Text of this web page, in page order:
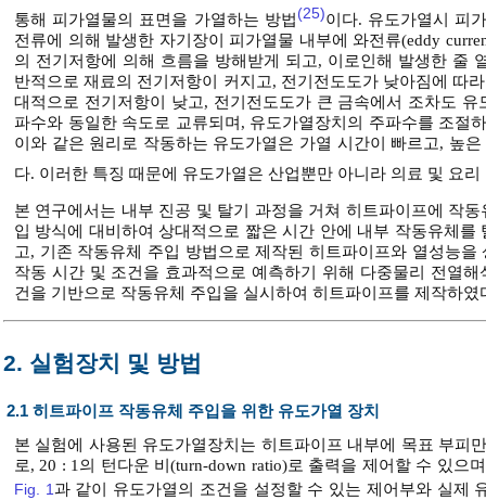
통해 피가열물의 표면을 가열하는 방법(25)이다. 유도가열시 피
전류에 의해 발생한 자기장이 피가열물 내부에 와전류(eddy
의 전기저항에 의해 흐름을 방해받게 되고, 이로인해 발생한 줄
반적으로 재료의 전기저항이 커지고, 전기전도도가 낮아짐에 따
대적으로 전기저항이 낮고, 전기전도도가 큰 금속에서 조차도
파수와 동일한 속도로 교류되며, 유도가열장치의 주파수를 조절
이와 같은 원리로 작동하는 유도가열은 가열 시간이 빠르고, 높
다. 이러한 특징 때문에 유도가열은 산업뿐만 아니라 의료 및 요리
본 연구에서는 내부 진공 및 탈기 과정을 거쳐 히트파이프에 작
입 방식에 대비하여 상대적으로 짧은 시간 안에 내부 작동유체
고, 기존 작동유체 주입 방법으로 제작된 히트파이프와 열성능
작동 시간 및 조건을 효과적으로 예측하기 위해 다중물리 전열
건을 기반으로 작동유체 주입을 실시하여 히트파이프를 제작하였
2. 실험장치 및 방법
2.1 히트파이프 작동유체 주입을 위한 유도가열 장치
본 실험에 사용된 유도가열장치는 히트파이프 내부에 목표 부피
로, 20 : 1의 턴다운 비(turn-down ratio)로 출력을 제어할 수 있으
Fig. 1과 같이 유도가열의 조건을 설정할 수 있는 제어부와 실제